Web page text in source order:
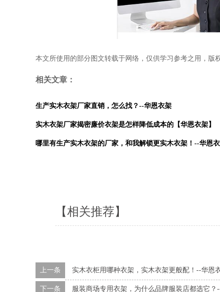
本文所使用的部分图文转载于网络，仅供学习参考之用，版
相关文章：
生产实木衣架厂家直销，怎么找？--华恩衣架
实木衣架厂家揭密廉价衣架是怎样降低成本的【华恩衣架】
哪里有生产实木衣架的厂家，和我解锁更实木衣架！--华恩
【相关推荐】
上一条 实木衣柜用哪种衣架，实木衣架更般配！--华恩
下一条 服装商场专用衣架，为什么品牌服装店都选它？